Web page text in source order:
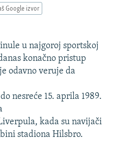
Google izvor
u najgoroj sportskoj
konačno pristup
odavno veruje da
nesreće 15. aprila 1989.
kada su navijači
stadiona Hilsbro.